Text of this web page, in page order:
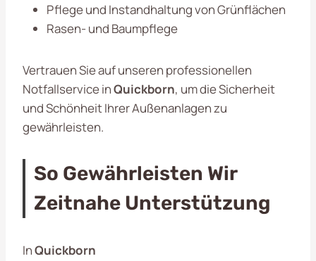
Pflege und Instandhaltung von Grünflächen
Rasen- und Baumpflege
Vertrauen Sie auf unseren professionellen
Notfallservice inQuickborn, um die Sicherheit
und Schönheit Ihrer Außenanlagen zu
gewährleisten.
So Gewährleisten Wir
Zeitnahe Unterstützung
InQuickborn